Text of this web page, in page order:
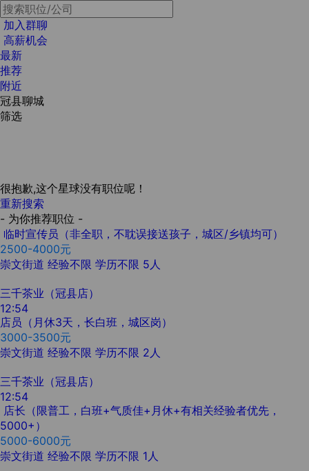
加入群聊
高薪机会
最新
推荐
附近
冠县聊城
筛选
很抱歉,这个星球没有职位呢！
重新搜索
- 为你推荐职位 -
临时宣传员（非全职，不耽误接送孩子，城区/乡镇均可）
2500-4000元
崇文街道 经验不限 学历不限 5人
三千茶业（冠县店）
12:54
店员（月休3天，长白班，城区岗）
3000-3500元
崇文街道 经验不限 学历不限 2人
三千茶业（冠县店）
12:54
店长（限普工，白班+气质佳+月休+有相关经验者优先，
5000+）
5000-6000元
崇文街道 经验不限 学历不限 1人